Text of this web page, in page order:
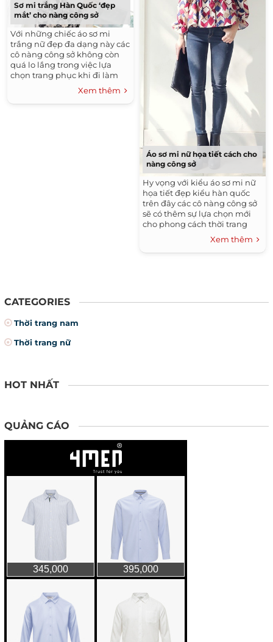
Sơ mi trắng Hàn Quốc ‘đẹp
mắt’ cho nàng công sở
Với những chiếc áo sơ mi
trắng nữ đẹp đa dạng này các
cô nàng công sở không còn
quá lo lắng trong việc lựa
chọn trang phục khi đi làm
Xem thêm
Áo sơ mi nữ họa tiết cách cho
nàng công sở
Hy vọng với kiểu áo sơ mi nữ
họa tiết đẹp kiểu hàn quốc
trên đây các cô nàng công sở
sẽ có thêm sự lựa chọn mới
cho phong cách thời trang
của bản thân mỗi ngày, tự tin
thể hiện cá tính riêng thu hút
mọi ánh nhìn xung quanh.
Xem thêm
CATEGORIES
Thời trang nam
Thời trang nữ
HOT NHẤT
QUẢNG CÁO